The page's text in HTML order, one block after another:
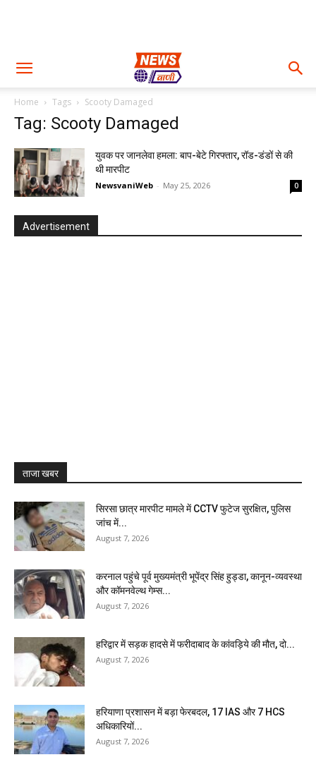
Home Tags Scooty Damaged
Tag: Scooty Damaged
युवक पर जानलेवा हमला: बाप-बेटे गिरफ्तार, रॉड-डंडों से की
थी मारपीट
NewsvaniWeb - May 25, 2026 0
Advertisement
ताजा खबर
सिरसा छात्र मारपीट मामले में CCTV फुटेज सुरक्षित, पुलिस
जांच में...
August 7, 2026
करनाल पहुंचे पूर्व मुख्यमंत्री भूपेंद्र सिंह हुड्डा, कानून-व्यवस्था
और कॉमनवेल्थ गेम्स...
August 7, 2026
हरिद्वार में सड़क हादसे में फरीदाबाद के कांवड़िये की मौत, दो...
August 7, 2026
हरियाणा प्रशासन में बड़ा फेरबदल, 17 IAS और 7 HCS
अधिकारियों...
August 7, 2026